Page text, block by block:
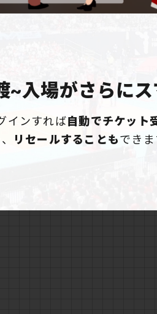
~入場がさらに
インすれば自動でチケット
リセールすることもでき